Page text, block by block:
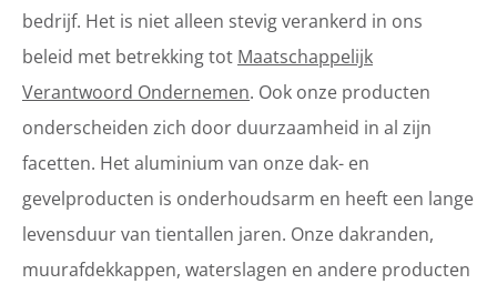
bedrijf. Het is niet alleen stevig verankerd in ons
beleid met betrekking tot Maatschappelijk
Verantwoord Ondernemen. Ook onze producten
onderscheiden zich door duurzaamheid in al zijn
facetten. Het aluminium van onze dak- en
gevelproducten is onderhoudsarm en heeft een lange
levensduur van tientallen jaren. Onze dakranden,
muurafdekkappen, waterslagen en andere producten